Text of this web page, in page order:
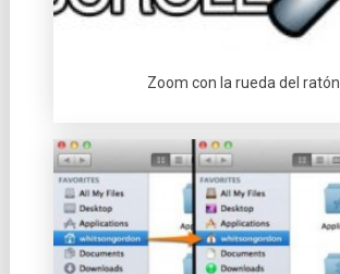
Zoom con la rueda del ratón